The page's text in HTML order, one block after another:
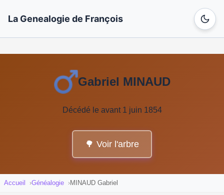
La Genealogie de François
Gabriel MINAUD
Décédé le avant 1 juin 1854
🌳 Voir l'arbre
Accueil Généalogie MINAUD Gabriel